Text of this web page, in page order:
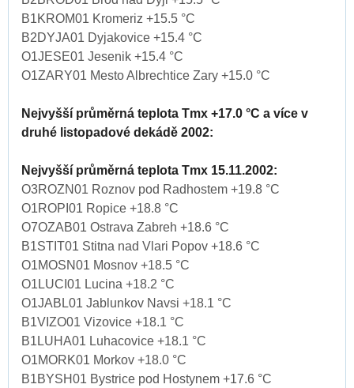
B1KROM01 Kromeriz +15.5 °C
B2DYJA01 Dyjakovice +15.4 °C
O1JESE01 Jesenik +15.4 °C
O1ZARY01 Mesto Albrechtice Zary +15.0 °C
Nejvyšší průměrná teplota Tmx +17.0 °C a více v
druhé listopadové dekádě 2002:
Nejvyšší průměrná teplota Tmx 15.11.2002:
O3ROZN01 Roznov pod Radhostem +19.8 °C
O1ROPI01 Ropice +18.8 °C
O7OZAB01 Ostrava Zabreh +18.6 °C
B1STIT01 Stitna nad Vlari Popov +18.6 °C
O1MOSN01 Mosnov +18.5 °C
O1LUCI01 Lucina +18.2 °C
O1JABL01 Jablunkov Navsi +18.1 °C
B1VIZO01 Vizovice +18.1 °C
B1LUHA01 Luhacovice +18.1 °C
O1MORK01 Morkov +18.0 °C
B1BYSH01 Bystrice pod Hostynem +17.6 °C